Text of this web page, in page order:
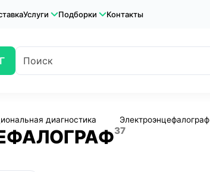
Услуги Подборки Контакты
диагностика Электроэнцефалограф
37